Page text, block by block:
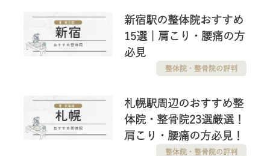
新宿駅の整体院おすすめ
15選｜肩こり・腰痛の方
必見
整体院・整骨院の評判
札幌駅周辺のおすすめ整
体院・整骨院23選厳選！
肩こり・腰痛の方必見！
整体院・整骨院の評判